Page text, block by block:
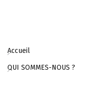
Accueil
QUI SOMMES-NOUS ?